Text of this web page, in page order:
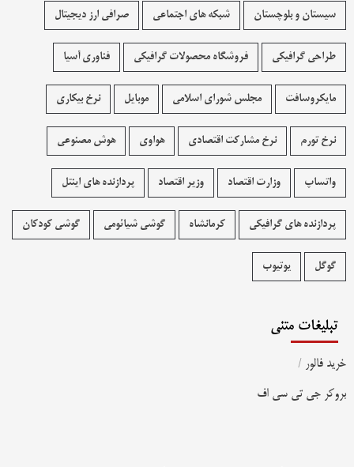
سیستان و بلوچستان شبکه های اجتماعی صرافی ارز دیجیتال
طراحی گرافیکی فروشگاه محصولات گرافيکی فناوری آسیا
مایکروسافت مجلس شورای اسلامی موبایل نرخ بیکاری
نرخ تورم نرخ مشارکت اقتصادی هواوی هوش مصنوعی
واتساپ وزارت اقتصاد وزیر اقتصاد پردازنده های اینتل
پردازنده های گرافیکی کرمانشاه گوشی شیائومی گوشی کودکان
گوگل یوتیوب
تبلیغات متنی
خرید فالور /
بروکر جی تی سی اف